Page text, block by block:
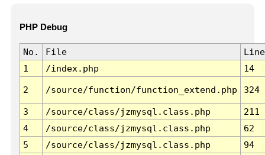
PHP Debug
No. File
Line
1
/index.php 14
2 /source/function/function_extend.php 324
3 /source/class/jzmysql.class.php
211
4
/source/class/jzmysql.class.php
62
5
/source/class/jzmysql.class.php
94